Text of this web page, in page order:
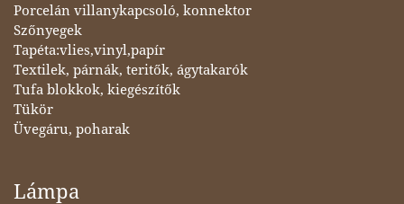
Porcelán villanykapcsoló, konnektor
Szőnyegek
Tapéta:vlies,vinyl,papír
Textilek, párnák, teritők, ágytakarók
Tufa blokkok, kiegészítők
Tükör
Üvegáru, poharak
Lámpa